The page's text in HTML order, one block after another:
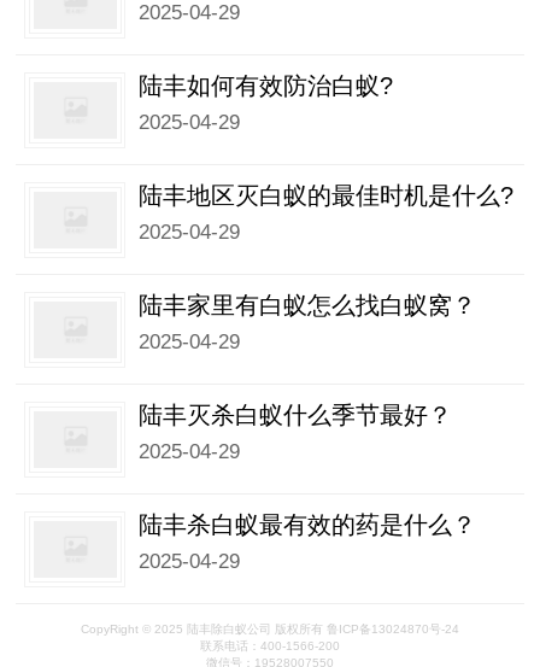
2025-04-29
陆丰如何有效防治白蚁?
2025-04-29
陆丰地区灭白蚁的最佳时机是什么?
2025-04-29
陆丰家里有白蚁怎么找白蚁窝？
2025-04-29
陆丰灭杀白蚁什么季节最好？
2025-04-29
陆丰杀白蚁最有效的药是什么？
2025-04-29
CopyRight © 2025 陆丰除白蚁公司 版权所有 鲁ICP备13024870号-24
联系电话：400-1566-200
微信号：19528007550